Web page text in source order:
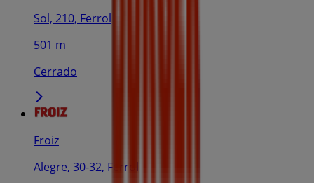
Sol, 210, Ferrol
501 m
Cerrado
Froiz
Alegre, 30-32, Ferrol